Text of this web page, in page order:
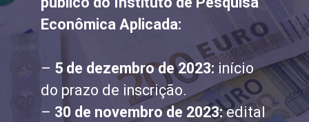
Econômica Aplicada:
– 5 de dezembro de 2023:início
do prazo de inscrição.
– 30 de novembro de 2023:edital